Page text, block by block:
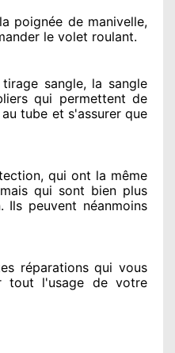
poignée de manivelle,
le volet roulant.
sangle, la sangle
qui permettent de
tube et s'assurerque
, qui ont la même
qui sont bien plus
Ils peuvent néanmoins
réparations qui vous
tout l'usage de votre